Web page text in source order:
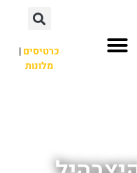
כרטיסים|
מלונות